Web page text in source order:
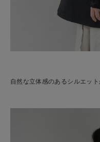
自然な立体感のあるシルエッ